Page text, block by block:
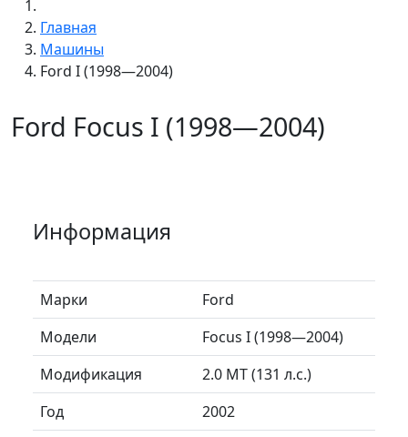
Главная
Машины
Ford I (1998—2004)
Ford Focus I (1998—2004)
Информация
Марки
Ford
Модели
Focus I (1998—2004)
Модификация
2.0 MT (131 л.с.)
Год
2002